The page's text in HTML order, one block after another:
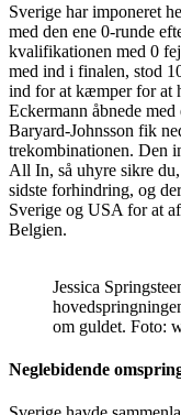
Sverige har imponeret
med den ene 0-runde
kvalifikationen med 0
med ind i finalen, stod
ind for at kæmper for at
Eckermann åbnede
Baryard-Johnsson fik
trekombinationen. Den
All In, så uhyre sikre
sidste forhindring, og
Sverige og USA for at
Belgien.
Jessica
om guldet. Foto:
Neglebidende